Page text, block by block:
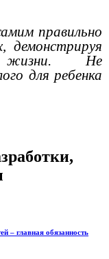
правильно
демонстрируя
жизни. Не
для ребенка
– главная обязанность